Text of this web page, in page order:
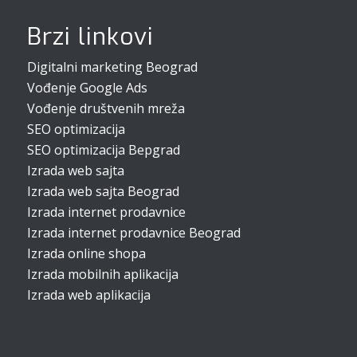
Brzi linkovi
Digitalni marketing Beograd
Vođenje Google Ads
Vođenje društvenih mreža
SEO optimizacija
SEO optimizacija Bepgrad
Izrada web sajta
Izrada web sajta Beograd
Izrada internet prodavnice
Izrada internet prodavnice Beograd
Izrada online shopa
Izrada mobilnih aplikacija
Izrada web aplikacija